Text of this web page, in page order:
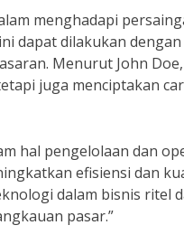
menghadapi
dapat dilakukan
Menurut John
juga menciptakan
hal pengelolaan dan
efisiensi dan
dalam bisnis ritel
pasar.”